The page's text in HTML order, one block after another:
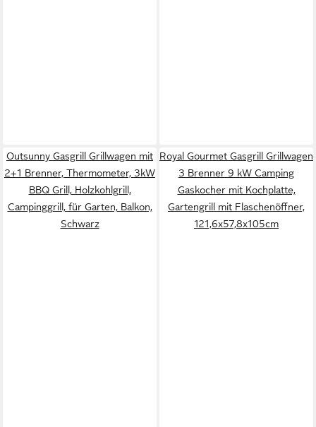
Outsunny Gasgrill Grillwagen mit
2+1 Brenner, Thermometer, 3kW
BBQ Grill, Holzkohlgrill,
Campinggrill, für Garten, Balkon,
Schwarz
Royal Gourmet Gasgrill Grillwagen
3 Brenner 9 kW Camping
Gaskocher mit Kochplatte,
Gartengrill mit Flaschenöffner,
121,6x57,8x105cm